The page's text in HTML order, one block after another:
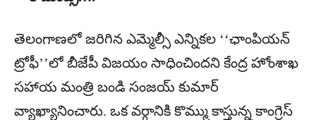
తెలంగాణలో జరిగిన ఎమ్మెల్సీ ఎన్నికల ‘‘ఛాంపియన్
ట్రోఫీ’’లో బీజేపీ విజయం సాధించిందని కేంద్ర హోంశాఖ
సహాయ మంత్రి బండి సంజయ్ కుమార్
వ్యాఖ్యానించారు. ఒక వర్గానికి కొమ్ము కాస్తున్న కాంగ్రెస్